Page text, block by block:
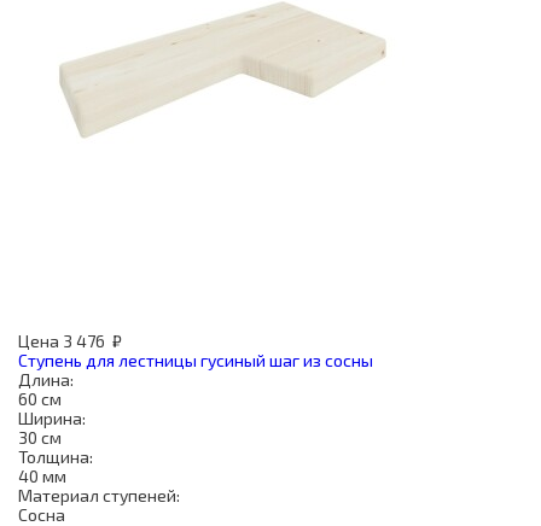
Цена 3 476 ₽
Ступень для лестницы гусиный шаг из сосны
Длина:
60 см
Ширина:
30 см
Толщина:
40 мм
Материал ступеней:
Сосна